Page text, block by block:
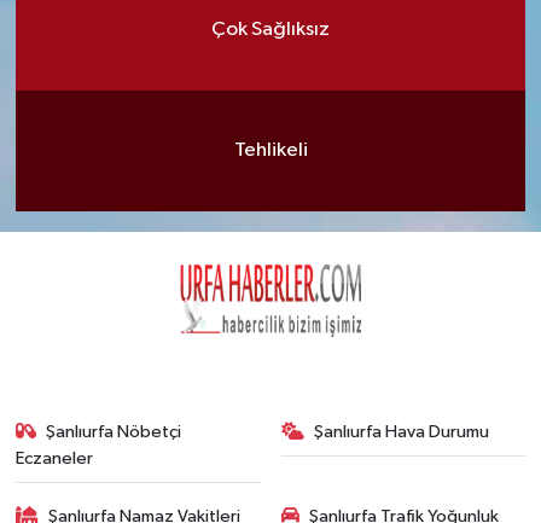
Çok Sağlıksız
Tehlikeli
Şanlıurfa Nöbetçi
Eczaneler
Şanlıurfa Hava Durumu
Şanlıurfa Namaz Vakitleri Şanlıurfa Trafik Yoğunluk